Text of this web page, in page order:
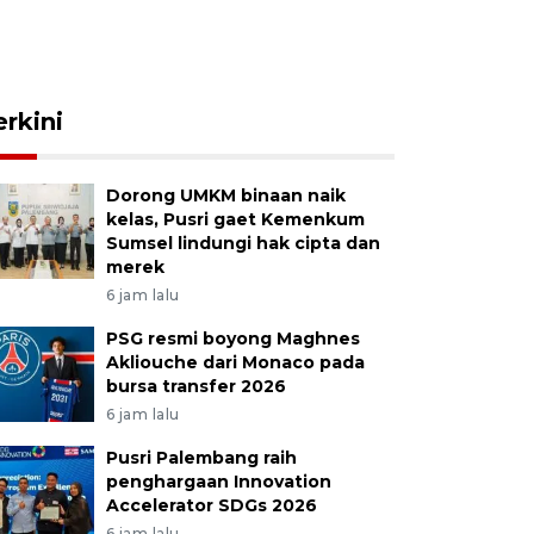
Dorong UMKM binaan naik
kelas, Pusri gaet Kemenkum
Sumsel lindungi hak cipta dan
merek
6 jam lalu
PSG resmi boyong Maghnes
Akliouche dari Monaco pada
bursa transfer 2026
6 jam lalu
Pusri Palembang raih
penghargaan Innovation
Accelerator SDGs 2026